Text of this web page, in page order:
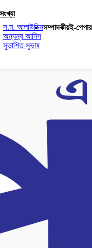
স.ম. আলাউদ্দিন
অন্যন্য আনিস
সুভাশিত সুভাষ
সম্পাদকীয়ই-পেপার